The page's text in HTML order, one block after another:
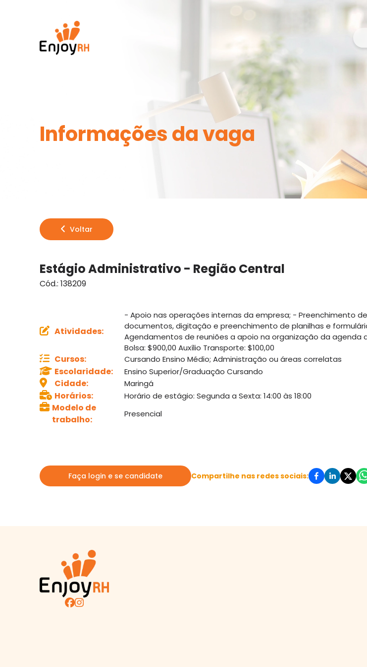
Informações da vaga
Voltar
Estágio Administrativo - Região Central
Cód.: 138209
Atividades:
- Apoio nas operações internas da empresa; - Preenchimento
documentos, digitação e preenchimento de planilhas e
Agendamentos de reuniões a apoio na organização da agenda
Bolsa: $900,00 Auxílio Transporte: $100,00
Cursos: Cursando Ensino Médio; Administração ou áreas correlatas
Escolaridade: Ensino Superior/Graduação Cursando
Cidade: Maringá
Horários: Horário de estágio: Segunda a Sexta: 14:00 às 18:00
Modelo de
trabalho:
Presencial
Faça login e se candidate Compartilhe nas redes sociais: